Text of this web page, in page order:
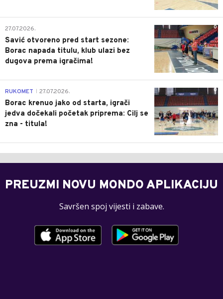
0
27.07.2026.
Savić otvoreno pred start sezone:
Borac napada titulu, klub ulazi bez
dugova prema igračima!
0
RUKOMET 27.07.2026.
Borac krenuo jako od starta, igrači
jedva dočekali početak priprema: Cilj se
zna - titula!
PREUZMI NOVU MONDO APLIKACIJU
Savršen spoj vijesti i zabave.